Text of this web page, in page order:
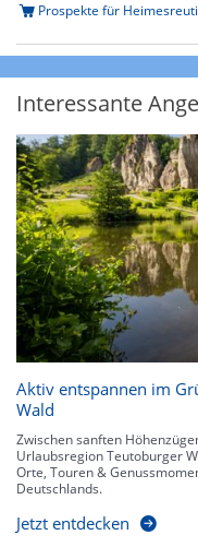
Prospekte für
Interessante
Aktiv entspannen im
Wald
Zwischen sanften
Urlaubsregion Teutoburger
Orte, Touren &
Deutschlands.
Jetzt entdecken